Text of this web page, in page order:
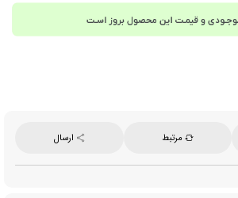
شیر بدون چربی، چربی شیر، نمک و افزودنی‌های مجاز خوراکی
و طعم‌دهنده‌ها)
مرتبط ارسال